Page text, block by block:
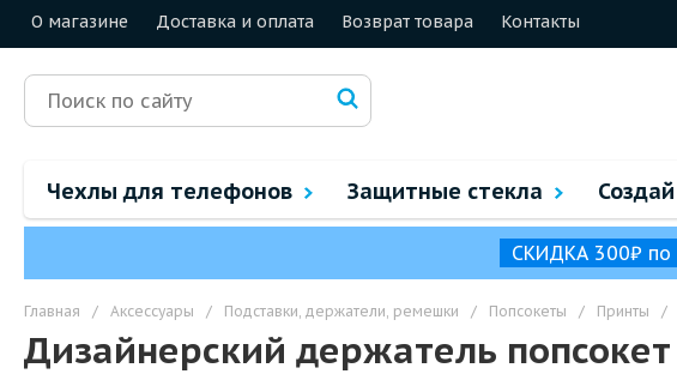
О магазине Доставка и оплата Возврат товара Контакты
Чехлы для телефонов Защитные стекла
СКИДКА 300₽ по
Главная / Аксессуары / Подставки, держатели, ремешки / Попсокеты / Принты /
Дизайнерский держатель попсокет